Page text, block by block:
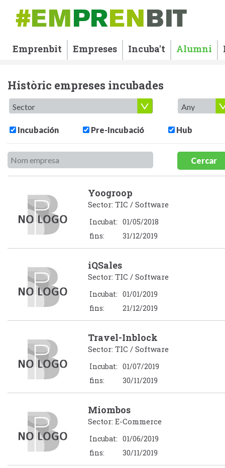
Emprenbit Empreses Incuba't Alumni
Històric empreses incubades
Incubación Pre-Incubació Hub
Cercar
Yoogroop
Sector: TIC / Software
Incubat: 01/05/2018
fins:
31/12/2019
iQSales
Sector: TIC / Software
Incubat: 01/01/2019
fins:
21/12/2019
Travel-Inblock
Sector: TIC / Software
Incubat: 01/07/2019
fins:
30/11/2019
Miombos
Sector: E-Commerce
Incubat: 01/06/2019
fins:
30/11/2019